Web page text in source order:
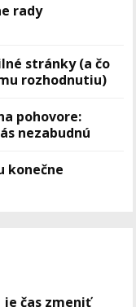
rady
stránky (a čo
rozhodnutiu)
pohovore:
nezabudnú
konečne
je čas zmeniť